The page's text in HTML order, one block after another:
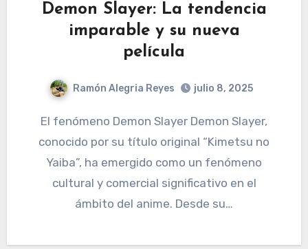
Demon Slayer: La tendencia
imparable y su nueva
película
Ramón Alegria Reyes julio 8, 2025
El fenómeno Demon Slayer Demon Slayer,
conocido por su título original “Kimetsu no
Yaiba”, ha emergido como un fenómeno
cultural y comercial significativo en el
ámbito del anime. Desde su…